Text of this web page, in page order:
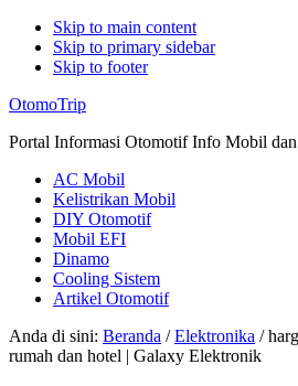
Skip to main content
Skip to primary sidebar
Skip to footer
Additional
menu
OtomoTrip
Portal Informasi Otomotif Info Mobil
AC Mobil
Kelistrikan Mobil
DIY Otomotif
Mobil EFI
Dinamo
Cooling Sistem
Artikel Otomotif
Anda di sini: Beranda / Elektronika /
rumah dan hotel | Galaxy Elektronik